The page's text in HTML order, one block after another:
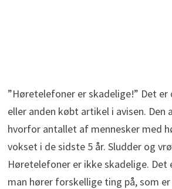
”Høretelefoner er skadelige!” Det er
eller anden købt artikel i avisen. Den
hvorfor antallet af mennesker med
vokset i de sidste 5 år. Sludder og
Høretelefoner er ikke skadelige. Det
man hører forskellige ting på, som